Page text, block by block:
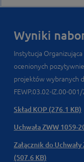
Wyniki
Instytucja
ocenionych
projektów wybranych
FEWP.03.02-IZ.00-
Skład KOP (276.1 KB)
Uchwała ZWW 1059-
Załącznik do
(507.6 KB)